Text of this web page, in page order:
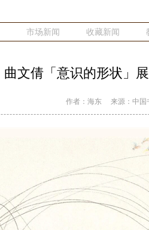
市场新闻 收藏新闻
曲文倩「意识的形状」
作者：海东 来源：中国